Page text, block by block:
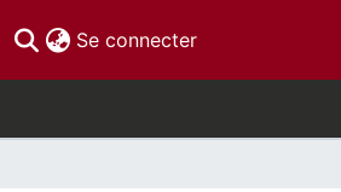
Se connecter(current)